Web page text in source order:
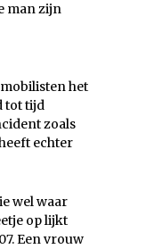
man zijn
het
tot tijd
zoals
echter
wel waar
op lijkt
Een vrouw